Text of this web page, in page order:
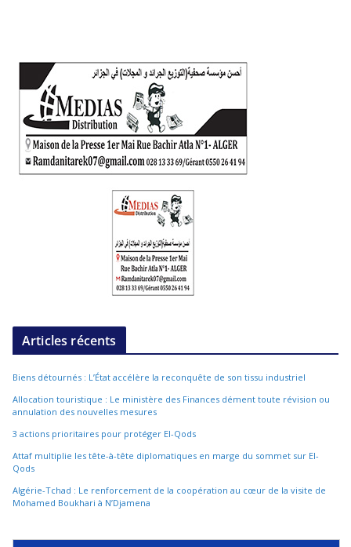
Articles récents
Biens détournés : L’État accélère la reconquête de son tissu industriel
Allocation touristique : Le ministère des Finances dément toute révision ou
annulation des nouvelles mesures
3 actions prioritaires pour protéger El-Qods
Attaf multiplie les tête-à-tête diplomatiques en marge du sommet sur El-
Qods
Algérie-Tchad : Le renforcement de la coopération au cœur de la visite de
Mohamed Boukhari à N’Djamena